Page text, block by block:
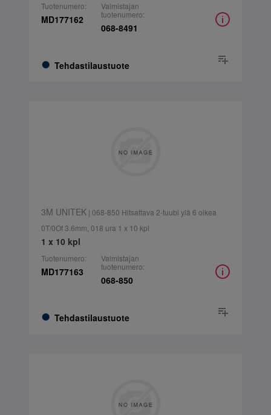
Tuotenumero:
MD177162
Tehdastilaustuote
Valmistajan
tuotenumero:
068-8491
3M UNITEK| 068-850 Hitsattava 2-tuubi ylä 6 oikea
0T/0Of 3.6mm, 018 ura 1 x 10 kpl
1 x 10 kpl
Tuotenumero:
MD177163
Tehdastilaustuote
Valmistajan
tuotenumero:
068-850